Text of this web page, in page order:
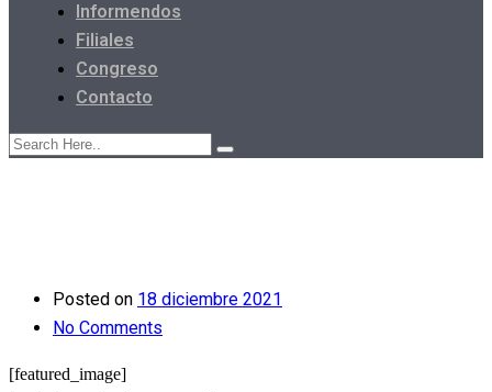
Informendos
Filiales
Congreso
Contacto
Posted on 18 diciembre 2021
No Comments
[featured_image]